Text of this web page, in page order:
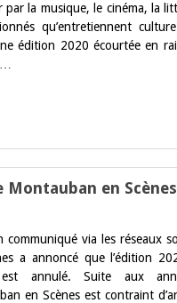
par la musique, le cinéma, la
qu’entretiennent
édition 2020 écourtée en
Montauban en Scènes
communiqué via les réseaux
a annoncé que l’édition
annulé. Suite aux
en Scènes est contraint